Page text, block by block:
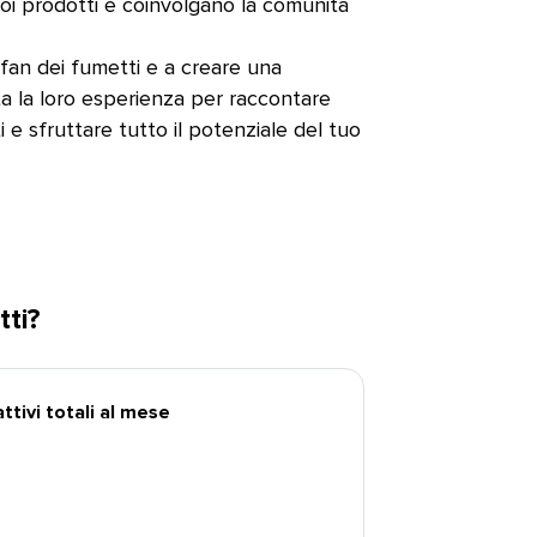
prodotti e coinvolgano la comunità
dei fumetti e a creare una
la loro esperienza per raccontare
e sfruttare tutto il potenziale del tuo
totali al mese​​